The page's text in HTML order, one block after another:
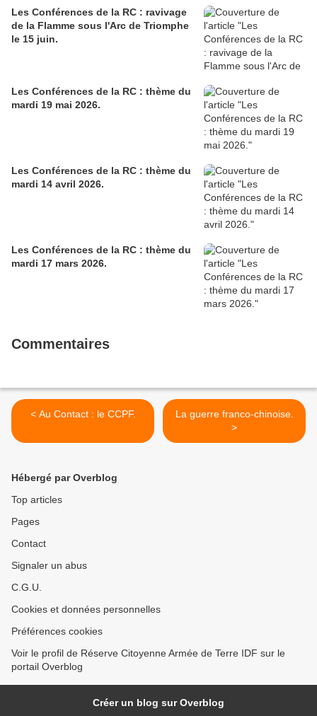
Les Conférences de la RC : ravivage
de la Flamme sous l'Arc de Triomphe
le 15 juin.
Les Conférences de la RC : thème du
mardi 19 mai 2026.
Les Conférences de la RC : thème du
mardi 14 avril 2026.
Les Conférences de la RC : thème du
mardi 17 mars 2026.
Commentaires
< Au Contact : le CCPF.
La guerre franco-chinoise.
>
Hébergé par Overblog
Top articles
Pages
Contact
Signaler un abus
C.G.U.
Cookies et données personnelles
Préférences cookies
Voir le profil de Réserve Citoyenne Armée de Terre IDF sur le
portail Overblog
Créer un blog sur Overblog